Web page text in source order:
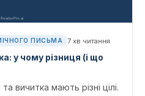
ПИСЬМА 7 хв читання
у чому різниця (і що
вичитка мають різні цілі.